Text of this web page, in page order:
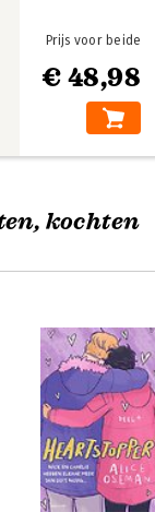
€ 48,98
Prijs voor beide
kochten